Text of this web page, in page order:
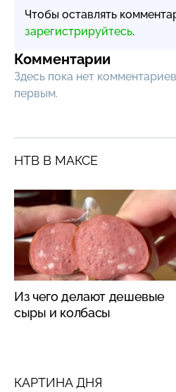
Чтобы оставлять
зарегистрируйтесь.
Комментарии
Здесь пока нет
первым.
НТВ В МАКСЕ
Из чего делают дешевые
сыры и колбасы
КАРТИНА ДНЯ